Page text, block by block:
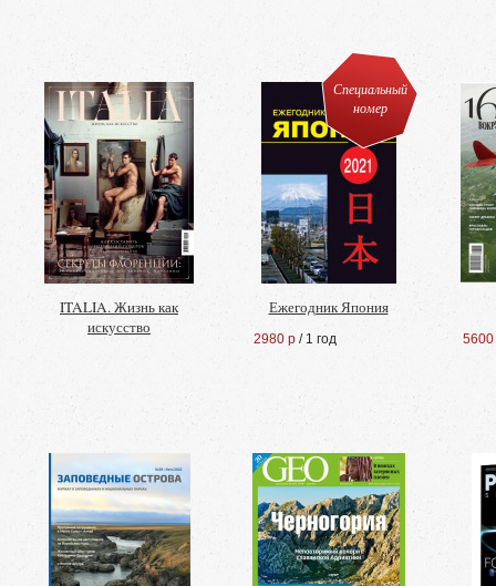
ITALIA. Жизнь как
искусство
Специальный
номер
Ежегодник Япония
2980 р / 1 год 5600